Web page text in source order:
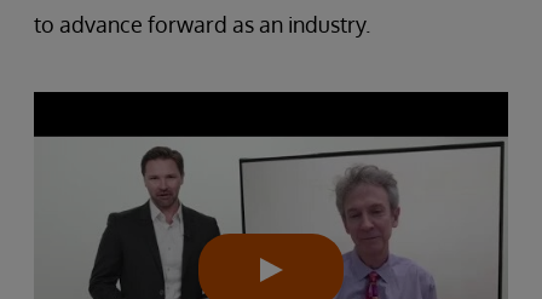
to advance forward as an industry.